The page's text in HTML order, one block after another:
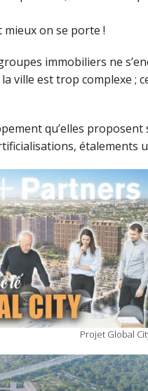
on se porte !
immobiliers ne
ville est trop complexe ;
qu’elles
étalements
Projet Global